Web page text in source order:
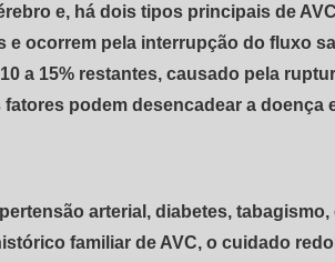
e, há dois tipos principais de
e ocorrem pela interrupção do fluxo
a 15% restantes, causado pela
podem desencadear a doença
arterial, diabetes, tabagismo,
familiar de AVC, o cuidado